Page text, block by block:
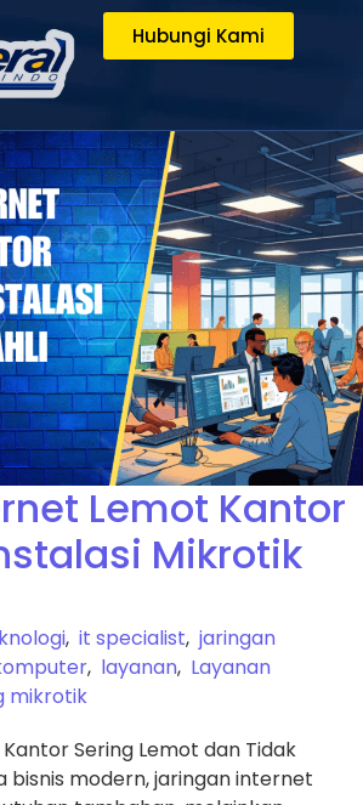
Hubungi Kami
Lemot Kantor
Mikrotik
, it specialist, jaringan
, layanan, Layanan
mikrotik
Sering Lemot dan Tidak
bisnis modern, jaringan internet